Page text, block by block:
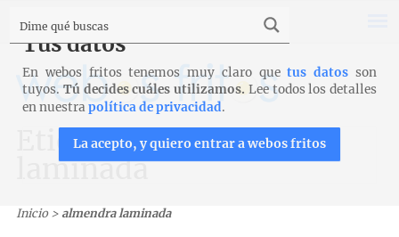
Etiqueta: almendra
laminada
Inicio> almendra laminada
Tus datos
En webos fritos tenemos muy claro quetus datos son
tuyos. Tú decides cuáles utilizamos. Lee todos los detalles
en nuestrapolítica de privacidad.
La acepto, y quiero entrar a webos fritos